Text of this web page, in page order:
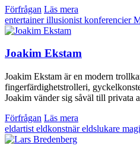
Förfrågan Läs mera
entertainerillusionist konferencier
Joakim Ekstam
Joakim Ekstam är en modern
fingerfärdighetstrolleri,
Joakim vänder sig såväl till privata
Förfrågan Läs mera
eldartist eldkonstnäreldslukare